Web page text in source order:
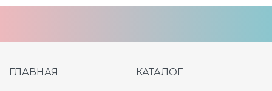
ГЛАВНАЯ КАТАЛОГ